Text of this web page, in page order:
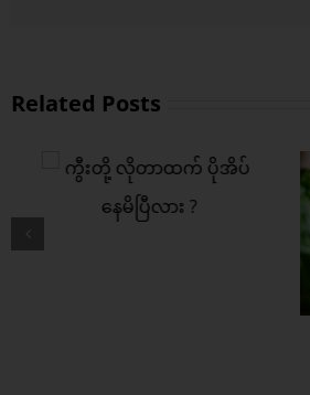
Related Posts
ကွီးတို့ရဲ့ အကြား